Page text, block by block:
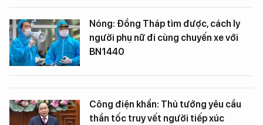
Nóng: Đồng Tháp tìm được, cách ly
người phụ nữ đi cùng chuyến xe với
BN1440
Công điện khẩn: Thủ tướng yêu cầu
thần tốc truy vết người tiếp xúc